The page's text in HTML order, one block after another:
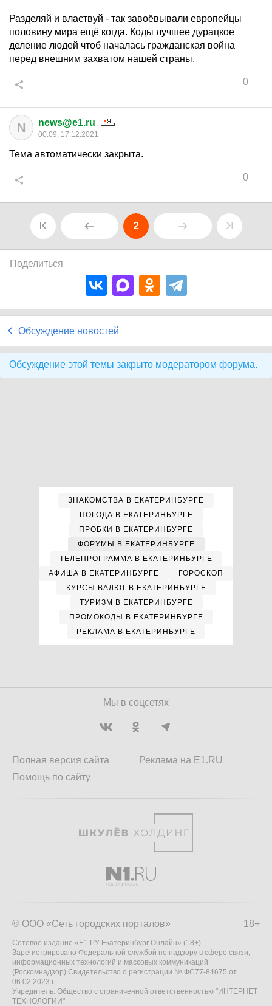
Разделяй и властвуй - так завоёвывали европейцы
половину мира ещё когда. Коды лучшее дурацкое
деление людей чтоб началась гражданская война
перед внешним захватом нашей страны.
0
N news@e1.ru
00:09, 17.12.2021
Тема автоматически закрыта.
0
2
Поделиться
Обсуждение новостей
Обсуждение этой темы закрыто модератором форума.
ЗНАКОМСТВА В ЕКАТЕРИНБУРГЕ
ПОГОДА В ЕКАТЕРИНБУРГЕ
ПРОБКИ В ЕКАТЕРИНБУРГЕ
ФОРУМЫ В ЕКАТЕРИНБУРГЕ
ТЕЛЕПРОГРАММА В ЕКАТЕРИНБУРГЕ
АФИША В ЕКАТЕРИНБУРГЕ
ГОРОСКОП
КУРСЫ ВАЛЮТ В ЕКАТЕРИНБУРГЕ
ТУРИЗМ В ЕКАТЕРИНБУРГЕ
ПРОМОКОДЫ В ЕКАТЕРИНБУРГЕ
РЕКЛАМА В ЕКАТЕРИНБУРГЕ
Мы в соцсетях
Полная версия сайта
Помощь по сайту
Реклама на E1.RU
18+
© ООО «Сеть городских порталов»
Сетевое издание «Е1.РУ Екатеринбург Онлайн» (18+)
Зарегистрировано Федеральной службой по надзору в сфере связи,
информационных технологий и массовых коммуникаций
(Роскомнадзор) Свидетельство о регистрации № ФС77-84675 от
06.02.2023 г.
Учредитель: Общество с ограниченной ответственностью "ИНТЕРНЕТ
ТЕХНОЛОГИИ"